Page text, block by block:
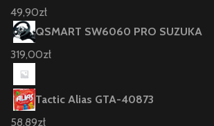
49,90zł
QSMART SW6060 PRO SUZUKA
319,00zł
Tactic Alias GTA-40873
58,89zł